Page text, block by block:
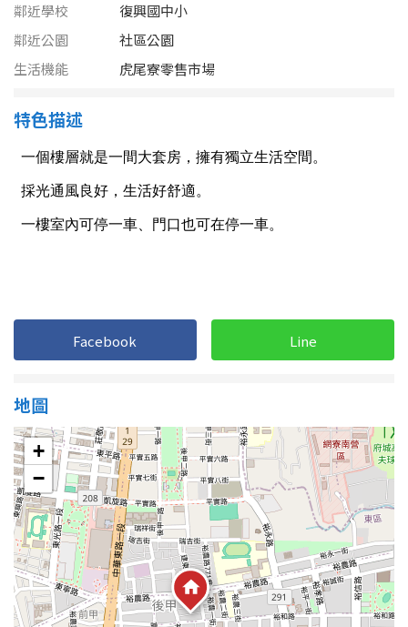
高雄市
金門連江
80坪以上
~
樓層
不拘
地下室
1樓 2樓
格局
不拘
1房
2房 3房
4房 5房以上
鄰近學校
復興國中小
鄰近公園
社區公園
生活機能
虎尾寮零售市場
特色描述
Facebook Line
地圖
+
−